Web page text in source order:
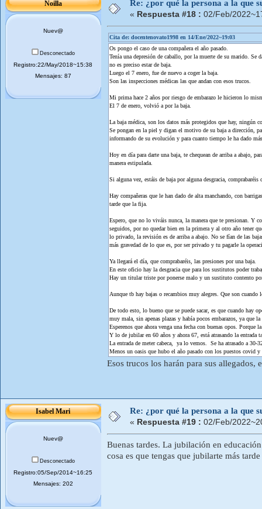
Noilla
Nuev@
Desconectado
Registro:22/May/2018~15:38
Mensajes: 87
Re: ¿por qué la persona a la que
« Respuesta #18 : 02/Feb/
Cita de: docentenovato1998 en 14/Ene/2022~19:03
Os pongo el caso de una compañera el año pasado.
Tenía una depresión de caballo, por la muerte de su marido.
no es preciso estar de baja.
Luego el 7 enero, fue de nuevo a coger la baja.
Son las inspecciones médicas las que andan con esos trucos.
Mi prima hace 2 años por riesgo de embarazo le hicieron lo
El 7 de enero, volvió a por la baja.
La baja médica, son los datos más protegidos que hay, ningún
Se pongan en la piel y digan el motivo de su baja a dirección,
informando de su evolución y para cuanto tiempo le ha dado
Hoy en día para darte una baja, te chequean de arriba a abajo,
manera estipulada.
Si alguna vez, estáis de baja por alguna desgracia,
Hay compañeras que le han dado de alta manchando, con
tarde que la fija.
Espero, que no lo viváis nunca, la manera que te presionan. Y
seguidos, por no quedar bien en la primera y al otro año tener
lo privado, la revisión es de arriba a abajo. No se fían de las
más gravedad de lo que es, por ser privado y tu pagarle la
Ya llegará el día, que comprabaréis, las presiones por una baja.
En este oficio hay la desgracia que para los sustitutos poder
Hay un titular triste por ponerse malo y un sustituto contento
Aunque tb hay bajas o recambios muy alegres. Que son
De todo esto, lo bueno que se puede sacar, es que cuando hay
muy mala, sin apenas plazas y había pocos embarazos, ya que
Esperenos que ahora venga una fecha con buenas opos.
Y lo de jubilar en 60 años y ahora 67, está atrasando la entrada
La entrada de meter cabeca, ya lo vemos. Se ha atrasado a 30-
Menos un oasis que hubo el año pasado con los puestos covid y
Esos trucos los harán para sus allegados,
Isabel Mari
Nuev@
Desconectado
Registro:05/Sep/2014~16:25
Mensajes: 202
Re: ¿por qué la persona a la que
« Respuesta #19 : 02/Feb/
Buenas tardes. La jubilación en
cosa es que tengas que jubilarte más